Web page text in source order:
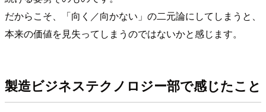
だからこそ、「向く／向かない」の二元論にしてしまうと、
本来の価値を見失ってしまうのではないかと感じます。
製造ビジネステクノロジー部で感じたこと